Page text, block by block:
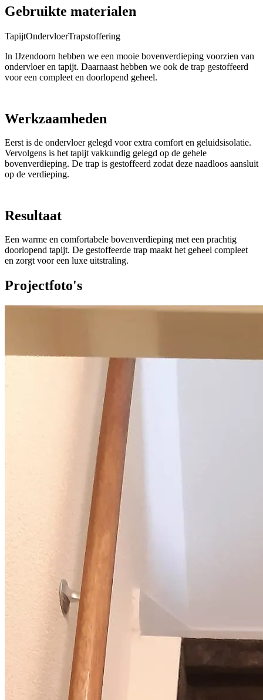
Gebruikte materialen
TapijtOndervloerTrapstoffering
In IJzendoorn hebben we een mooie bovenverdieping voorzien van
ondervloer en tapijt. Daarnaast hebben we ook de trap gestoffeerd
voor een compleet en doorlopend geheel.
Werkzaamheden
Eerst is de ondervloer gelegd voor extra comfort en geluidsisolatie.
Vervolgens is het tapijt vakkundig gelegd op de gehele
bovenverdieping. De trap is gestoffeerd zodat deze naadloos aansluit
op de verdieping.
Resultaat
Een warme en comfortabele bovenverdieping met een prachtig
doorlopend tapijt. De gestoffeerde trap maakt het geheel compleet
en zorgt voor een luxe uitstraling.
Projectfoto's